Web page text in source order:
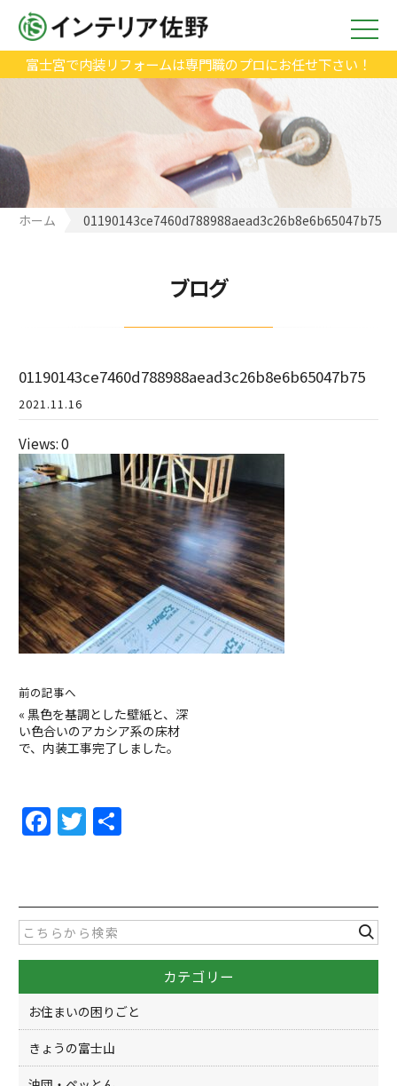
富士宮で内装リフォームは専門職のプロにお任せ下さい！
ホーム 01190143ce7460d788988aead3c26b8e6b65047b75
ブログ
01190143ce7460d788988aead3c26b8e6b65047b75
2021.11.16
Views: 0
前の記事へ
« 黒色を基調とした壁紙と、深
い色合いのアカシア系の床材
で、内装工事完了しました。
F
a
e
b
o
o
k
T
w
er
カテゴリー
お住まいの困りごと
きょうの富士山